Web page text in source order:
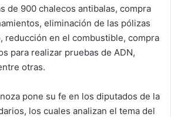
de 900 chalecos antibalas, compra
eliminación de las pólizas
reducción en el combustible, compra
para realizar pruebas de ADN,
otras.
pone su fe en los diputados de la
los cuales analizan el tema del